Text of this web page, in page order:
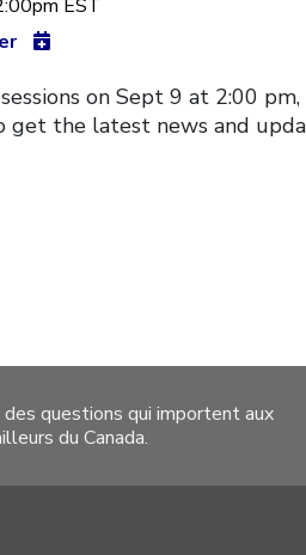
EST
on Sept 9 at 2:00 pm
get the latest news and
des questions qui importent aux
du Canada.